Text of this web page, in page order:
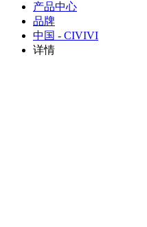
产品中心
品牌
中国 - CIVIVI
详情